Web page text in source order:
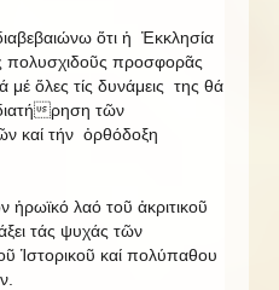
ὅτι ἡ Ἐκκλησία
πολυσχιδοῦς προσφορᾶς
μέ ὅλες τίς δυνάμεις της θά
ρηση τῶν
καί τήν ὀρθόδοξη
ἡρωϊκό λαό τοῦ ἀκριτικοῦ
τάς ψυχάς τῶν
Ἱστορικοῦ καί πολύπαθου